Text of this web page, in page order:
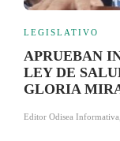
LEGISLATIVO
APRUEBAN
LEY DE
GLORIA
Editor Odisea Informativa